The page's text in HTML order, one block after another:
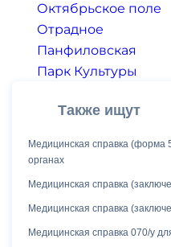
Октябрьское поле
Отрадное
Панфиловская
Парк Культуры
Партизанская
Петровский Парк
Пионерская
Площадь
Также ищут
Медицинская cправка (форма
органах
Медицинская справка
Медицинская справка
Медицинская справка 070/у